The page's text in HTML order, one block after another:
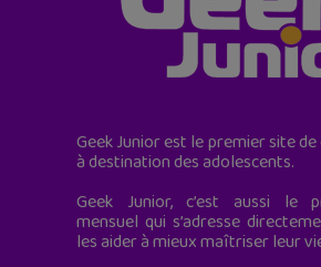
Geek Junior est le premier site
à destination des adolescents.
Geek Junior, c’est aussi le
mensuel qui s’adresse
les aider à mieux maîtriser leur